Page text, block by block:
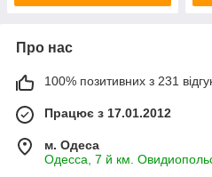
Про нас
100% позитивних з 231
Працює з 17.01.2012
м. Одеса
Одесса, 7 й км.